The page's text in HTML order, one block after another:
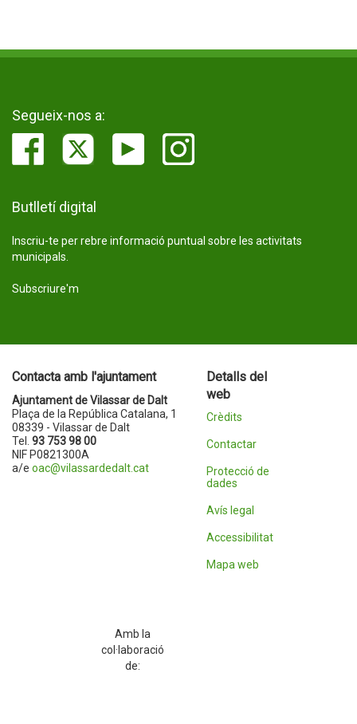
Segueix-nos a:
Butlletí digital
Inscriu-te per rebre informació puntual sobre les activitats
municipals.
Subscriure'm
Contacta amb l'ajuntament
Ajuntament de Vilassar de Dalt
Plaça de la República Catalana, 1
08339 - Vilassar de Dalt
Tel. 93 753 98 00
NIF P0821300A
a/e oac@vilassardedalt.cat
Detalls del
web
Crèdits
Contactar
Protecció de
dades
Avís legal
Accessibilitat
Mapa web
Amb la
col·laboració
de: